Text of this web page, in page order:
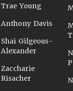
Trae Young
Anthony Davis
Shai Gilgeous-
Alexander
Zaccharie
Risacher